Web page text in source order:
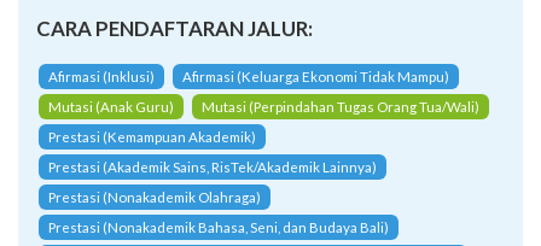
CARA PENDAFTARAN JALUR:
Afirmasi (Inklusi)
Afirmasi (Keluarga Ekonomi Tidak Mampu)
Mutasi (Anak Guru)
Mutasi (Perpindahan Tugas Orang Tua/Wali)
Prestasi (Kemampuan Akademik)
Prestasi (Akademik Sains, RisTek/Akademik Lainnya)
Prestasi (Nonakademik Olahraga)
Prestasi (Nonakademik Bahasa, Seni, dan Budaya Bali)